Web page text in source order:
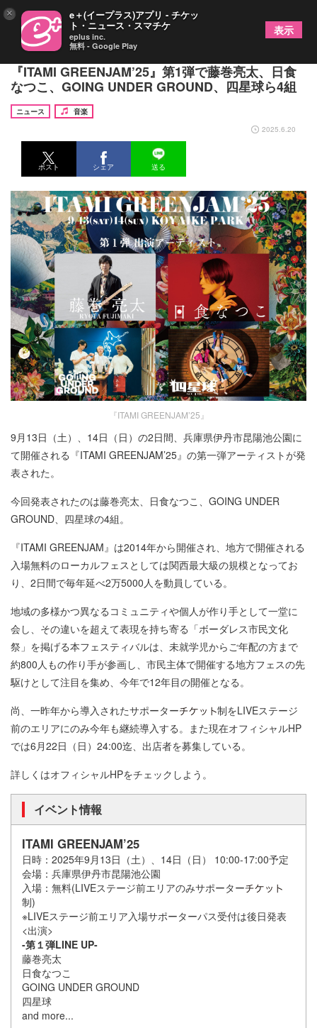
兵庫県伊丹市の関西最大級無料ローカルフェス
『ITAMI GREENJAM’25』第1弾で藤巻亮太、日食
なつこ、GOING UNDER GROUND、四星球ら4組
ニュース
音楽
2025.6.20
ポスト シェア 送る
『ITAMI GREENJAM’25』
9月13日（土）、14日（日）の2日間、 兵庫県伊丹市昆陽池公園に
て開催される 『ITAMI GREENJAM’25』の第一弾アーティストが発
表された。
今回発表されたのは藤巻亮太、日食なつこ、GOING UNDER
GROUND、四星球の4組。
『ITAMI GREENJAM』は2014年から開催され、地方で開催される
入場無料のローカルフェスとしては関西最大級の規模となってお
り、2日間で毎年延べ2万5000人を動員している。
地域の多様かつ異なるコミュニティや個人が作り手として一堂に
会し、その違いを超えて表現を持ち寄る「ボーダレス市民文化
祭」を掲げる本フェスティバルは、未就学児からご年配の方まで
約800人もの作り手が参画し、市民主体で開催する地方フェスの先
駆けとして注目を集め、今年で12年目の開催となる。
尚、一昨年から導入されたサポーター
制をLIVEステージ
前のエリアにのみ今年も継続導入する。また現在オフィシャルHP
では6月22日（日）24:00迄、出店者を募集している。
詳しくはオフィシャルHPをチェックしよう。
イベント情報
ITAMI GREENJAM’25
日時：2025年9月13日（土）、14日（日） 10:00-17:00予定
会場：兵庫県伊丹市昆陽池公園
入場：無料(LIVEステージ前エリアのみサポーター
制)
※LIVEステージ前エリア入場サポーターパス受付は後日発表
<出演>
-第１弾LINE UP-
藤巻亮太
日食なつこ
GOING UNDER GROUND
四星球
and more...
× e＋(イープラス)アプリ - チケッ
ト・ニュース・スマチケ
eplus inc.
無料 - Google Play
表示